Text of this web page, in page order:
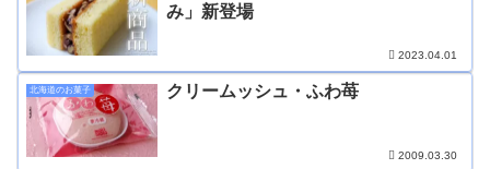
み」新登場
2023.04.01
北海道のお菓子 クリームッシュ・ふわ苺
2009.03.30